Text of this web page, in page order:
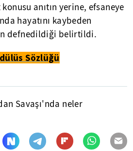
konusu anıtın yerine, efsaneye
hayatını kaybeden
defnedildiği belirtildi.
Sözlüğü
Savaşı'nda neler